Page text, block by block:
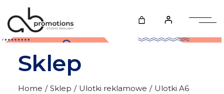
the
content
Sklep
Home Sklep Ulotki reklamowe Ulotki A6